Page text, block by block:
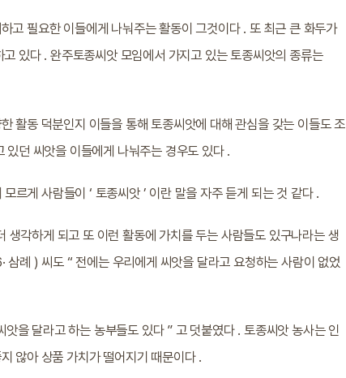
고 필요한 이들에게 나눠주는 활동이 그것이다 . 또 최근 큰 화두가
있다 . 완주토종씨앗 모임에서 가지고 있는 토종씨앗의 종류는
활동 덕분인지 이들을 통해 토종씨앗에 대해 관심을 갖는 이들도 조
던 씨앗을 이들에게 나눠주는 경우도 있다 .
르게 사람들이 ‘ 토종씨앗 ’ 이란 말을 자주 듣게 되는 것 같다 .
각하게 되고 또 이런 활동에 가치를 두는 사람들도 있구나라는 생
례 ) 씨도 “ 전에는 우리에게 씨앗을 달라고 요청하는 사람이 없었
을 달라고 하는 농부들도 있다 ” 고 덧붙였다 . 토종씨앗 농사는 인
않아 상품 가치가 떨어지기 때문이다 .